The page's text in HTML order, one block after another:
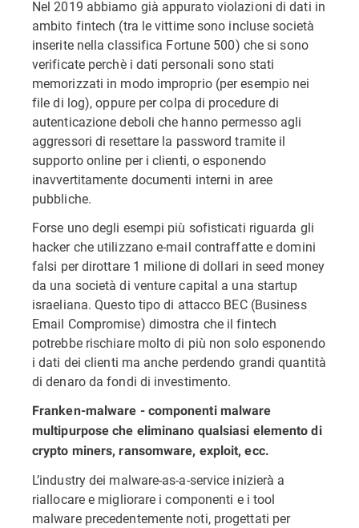
Nel 2019 abbiamo già appurato violazioni di dati in
ambito fintech (tra le vittime sono incluse società
inserite nella classifica Fortune 500) che si sono
verificate perchè i dati personali sono stati
memorizzati in modo improprio (per esempio nei
file di log), oppure per colpa di procedure di
autenticazione deboli che hanno permesso agli
aggressori di resettare la password tramite il
supporto online per i clienti, o esponendo
inavvertitamente documenti interni in aree
pubbliche.
Forse uno degli esempi più sofisticati riguarda gli
hacker che utilizzano e-mail contraffatte e domini
falsi per dirottare 1 milione di dollari in seed money
da una società di venture capital a una startup
israeliana. Questo tipo di attacco BEC (Business
Email Compromise) dimostra che il fintech
potrebbe rischiare molto di più non solo esponendo
i dati dei clienti ma anche perdendo grandi quantità
di denaro da fondi di investimento.
Franken-malware - componenti malware
multipurpose che eliminano qualsiasi elemento di
crypto miners, ransomware, exploit, ecc.
L’industry dei malware-as-a-service inizierà a
riallocare e migliorare i componenti e i tool
malware precedentemente noti, progettati per